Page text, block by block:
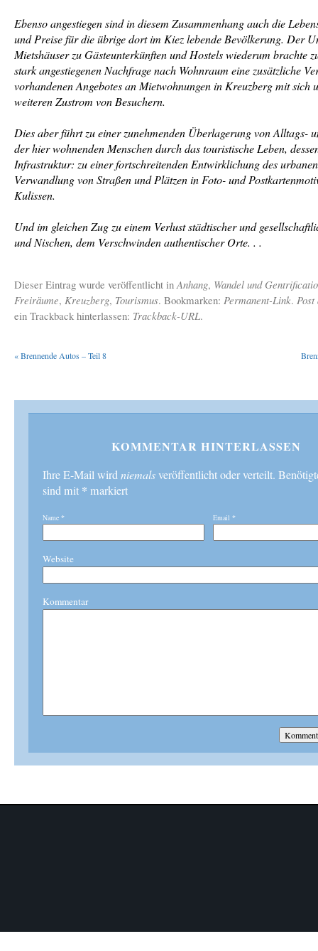
Ebenso angestiegen sind in diesem Zusammenhang auch die
und Preise für die übrige dort im Kiez lebende Bevölkerung. Der
Mietshäuser zu Gästeunterkünften und Hostels wiederum brachte
stark angestiegenen Nachfrage nach Wohnraum eine zusätzliche
vorhandenen Angebotes an Mietwohnungen in Kreuzberg mit sich
weiteren Zustrom von Besuchern.
Dies aber führt zu einer zunehmenden Überlagerung von Alltags-
der hier wohnenden Menschen durch das touristische Leben,
Infrastruktur: zu einer fortschreitenden Entwirklichung des
Verwandlung von Straßen und Plätzen in Foto- und
Kulissen.
Und im gleichen Zug zu einem Verlust städtischer und
und Nischen, dem Verschwinden authentischer Orte. . .
Dieser Eintrag wurde veröffentlicht inAnhang, Wandel und
Freiräume, Kreuzberg, Tourismus. Bookmarken: Permanent-Link. Post
ein Trackback hinterlassen: Trackback-URL.
«Brennende Autos – Teil 8
KOMMENTAR HINTERLASSEN
Ihre E-Mail wirdniemalsveröffentlicht oder verteilt.
sind mit * markiert
Name * Email *
Website
Kommentar